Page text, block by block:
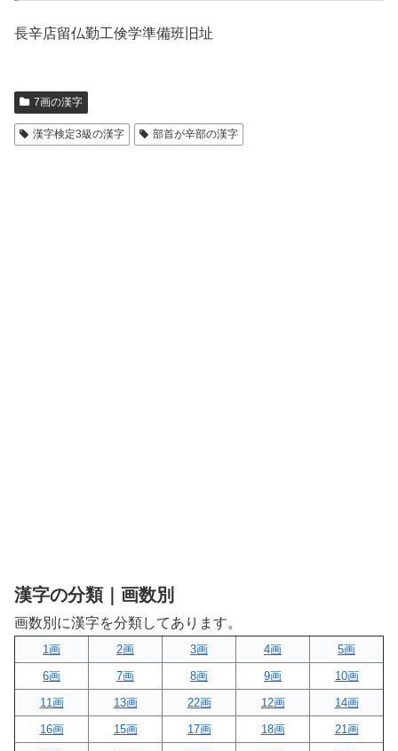
長辛店留仏勤工倹学準備班旧址
7画の漢字
漢字検定3級の漢字 部首が辛部の漢字
漢字の分類｜画数別
画数別に漢字を分類してあります。
1画 2画 3画 4画
5画
6画
7画 8画 9画
10画
11画
13画 22画 12画
14画
16画
15画 17画 18画
21画